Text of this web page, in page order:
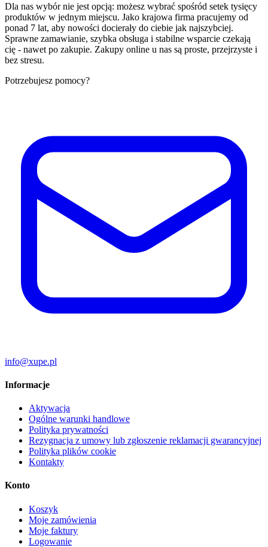
Dla nas wybór nie jest opcją: możesz wybrać spośród setek tysięcy
produktów w jednym miejscu. Jako krajowa firma pracujemy od
ponad 7 lat, aby nowości docierały do ciebie jak najszybciej.
Sprawne zamawianie, szybka obsługa i stabilne wsparcie czekają
cię - nawet po zakupie. Zakupy online u nas są proste, przejrzyste i
bez stresu.
Potrzebujesz pomocy?
info@xupe.pl
Informacje
Aktywacja
Ogólne warunki handlowe
Polityka prywatności
Rezygnacja z umowy lub zgłoszenie reklamacji gwarancyjnej
Polityka plików cookie
Kontakty
Konto
Koszyk
Moje zamówienia
Moje faktury
Logowanie